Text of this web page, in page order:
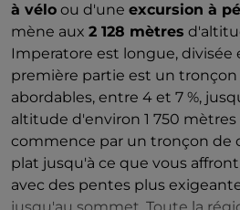
à vélo ou d'une excursion à
mène aux 2 128 mètres
Imperatore est longue, divisée
première partie est un
abordables, entre 4 et 7 %,
altitude d'environ 1 750
commence par un tronçon de
plat jusqu'à ce que vous
avec des pentes plus